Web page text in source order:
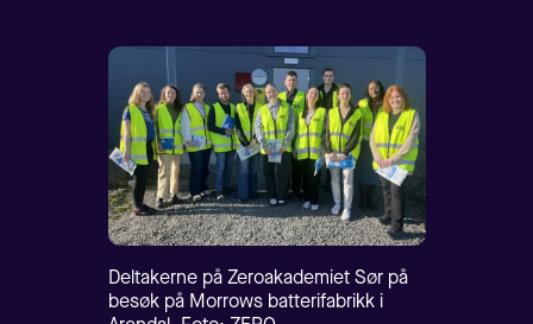
Deltakerne på Zeroakademiet Sør på
besøk på Morrows batterifabrikk i